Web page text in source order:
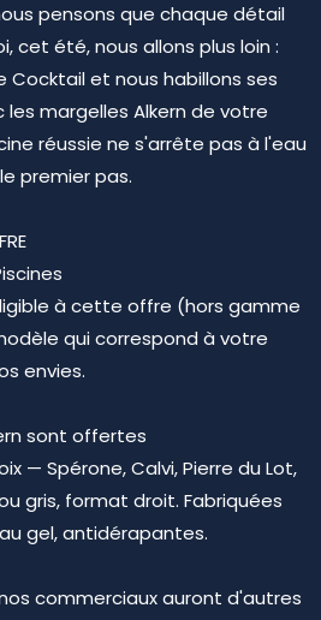
pensons que chaque détail
cet été, nous allons plus loin :
et nous habillons ses
margelles Alkern de votre
réussie ne s'arrête pas à l'eau
premier pas.
à cette offre (hors gamme
qui correspond à votre
envies.
sont offertes
— Spérone, Calvi, Pierre du Lot,
gris, format droit. Fabriquées
gel, antidérapantes.
commerciaux auront d'autres